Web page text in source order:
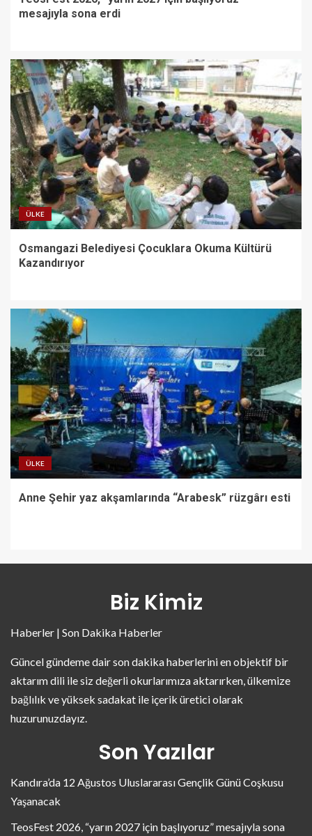
mesajıyla sona erdi
ÜLKE
Osmangazi Belediyesi Çocuklara Okuma Kültürü
Kazandırıyor
ÜLKE
Anne Şehir yaz akşamlarında “Arabesk” rüzgârı esti
Biz Kimiz
Haberler | Son Dakika Haberler
Güncel gündeme dair son dakika haberlerini en objektif bir
aktarım dili ile siz değerli okurlarımıza aktarırken, ülkemize
bağlılık ve yüksek sadakat ile içerik üretici olarak
huzurunuzdayız.
Son Yazılar
Kandıra’da 12 Ağustos Uluslararası Gençlik Günü Coşkusu
Yaşanacak
TeosFest 2026, “yarın 2027 için başlıyoruz” mesajıyla sona